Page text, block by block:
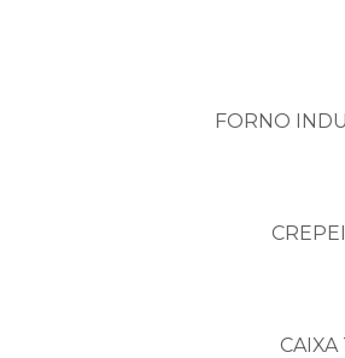
FORNO
CAIXA